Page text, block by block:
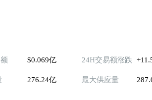
$0.069亿 24H交易额涨跌
276.24亿 最大供应量